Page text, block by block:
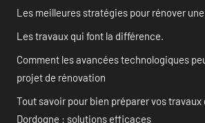
Les meilleures stratégies pour rénover
Les travaux qui font la différence.
Comment les avancées technologiques
projet de rénovation
Tout savoir pour bien préparer vos travaux
Dordogne : solutions efficaces